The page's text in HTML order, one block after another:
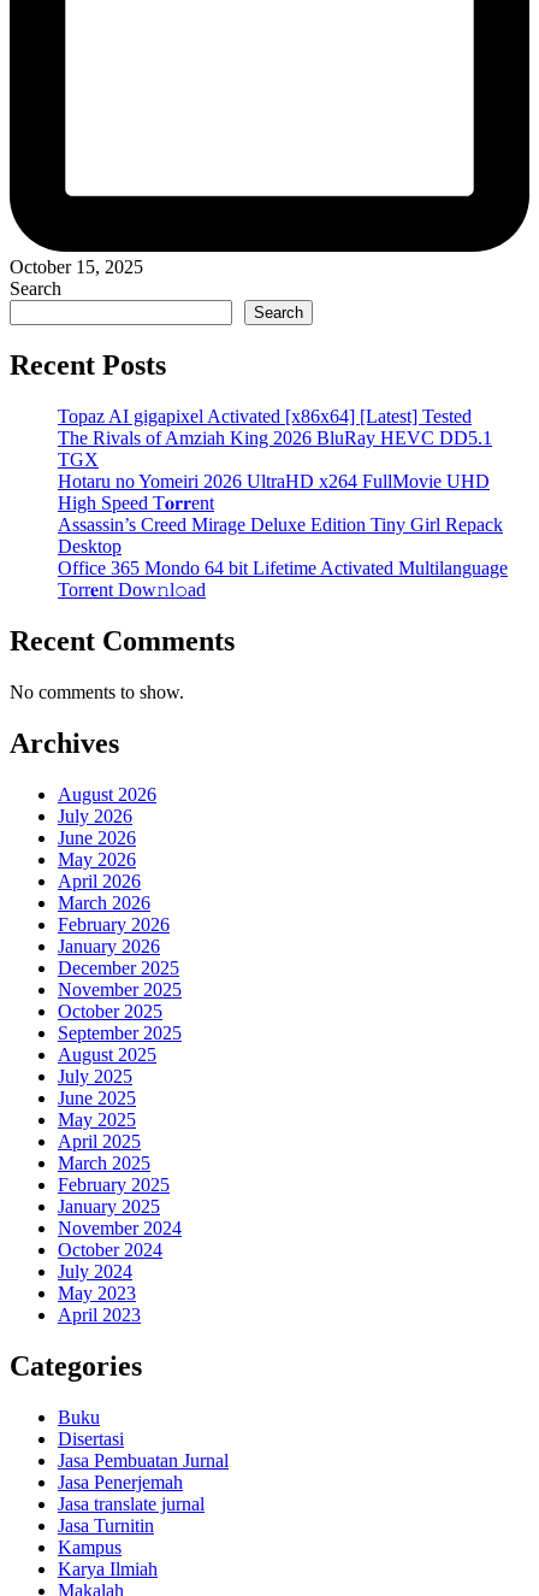
October 15, 2025
Search
Search
Recent Posts
Topaz AI gigapixel Activated [x86x64] [Latest] Tested
The Rivals of Amziah King 2026 BluRay HEVC DD5.1
TGX
Hotaru no Yomeiri 2026 UltraHD x264 FullMovie UHD
High Speed T𝐨𝐫𝐫ent
Assassin’s Creed Mirage Deluxe Edition Tiny Girl Repack
Desktop
Office 365 Mondo 64 bit Lifetime Activated Multilanguage
Torr𝐞nt Dow𝚗l𝚘аd
Recent Comments
No comments to show.
Archives
August 2026
July 2026
June 2026
May 2026
April 2026
March 2026
February 2026
January 2026
December 2025
November 2025
October 2025
September 2025
August 2025
July 2025
June 2025
May 2025
April 2025
March 2025
February 2025
January 2025
November 2024
October 2024
July 2024
May 2023
April 2023
Categories
Buku
Disertasi
Jasa Pembuatan Jurnal
Jasa Penerjemah
Jasa translate jurnal
Jasa Turnitin
Kampus
Karya Ilmiah
Makalah